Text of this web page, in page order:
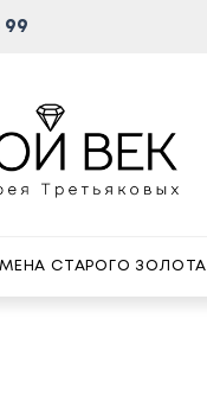
99
СТАРОГО ЗОЛОТА